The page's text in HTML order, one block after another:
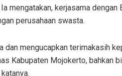
mengatakan, kerjasama
perusahaan swasta.
dan mengucapkan terimakasih
Kabupaten Mojokerto, bahkan